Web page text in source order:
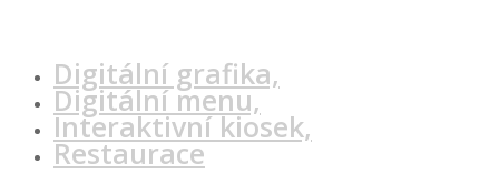
Digitální grafika,
Digitální menu,
Interaktivní kiosek,
Restaurace